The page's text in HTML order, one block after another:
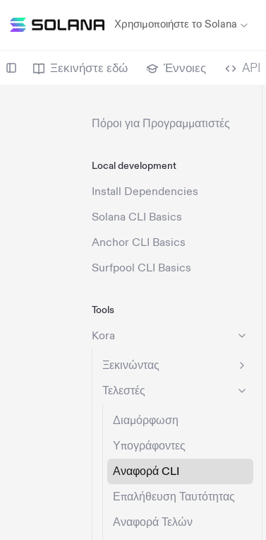
Χρησιμοποιήστε το Solana
Ξεκινήστε εδώ Έννοιες API
Πόροι για Προγραμματιστές
Local development
Install Dependencies
Solana CLI Basics
Anchor CLI Basics
Surfpool CLI Basics
Tools
Kora
Ξεκινώντας
Τελεστές
Διαμόρφωση
Υπογράφοντες
Αναφορά CLI
Επαλήθευση Ταυτότητας
Αναφορά Τελών